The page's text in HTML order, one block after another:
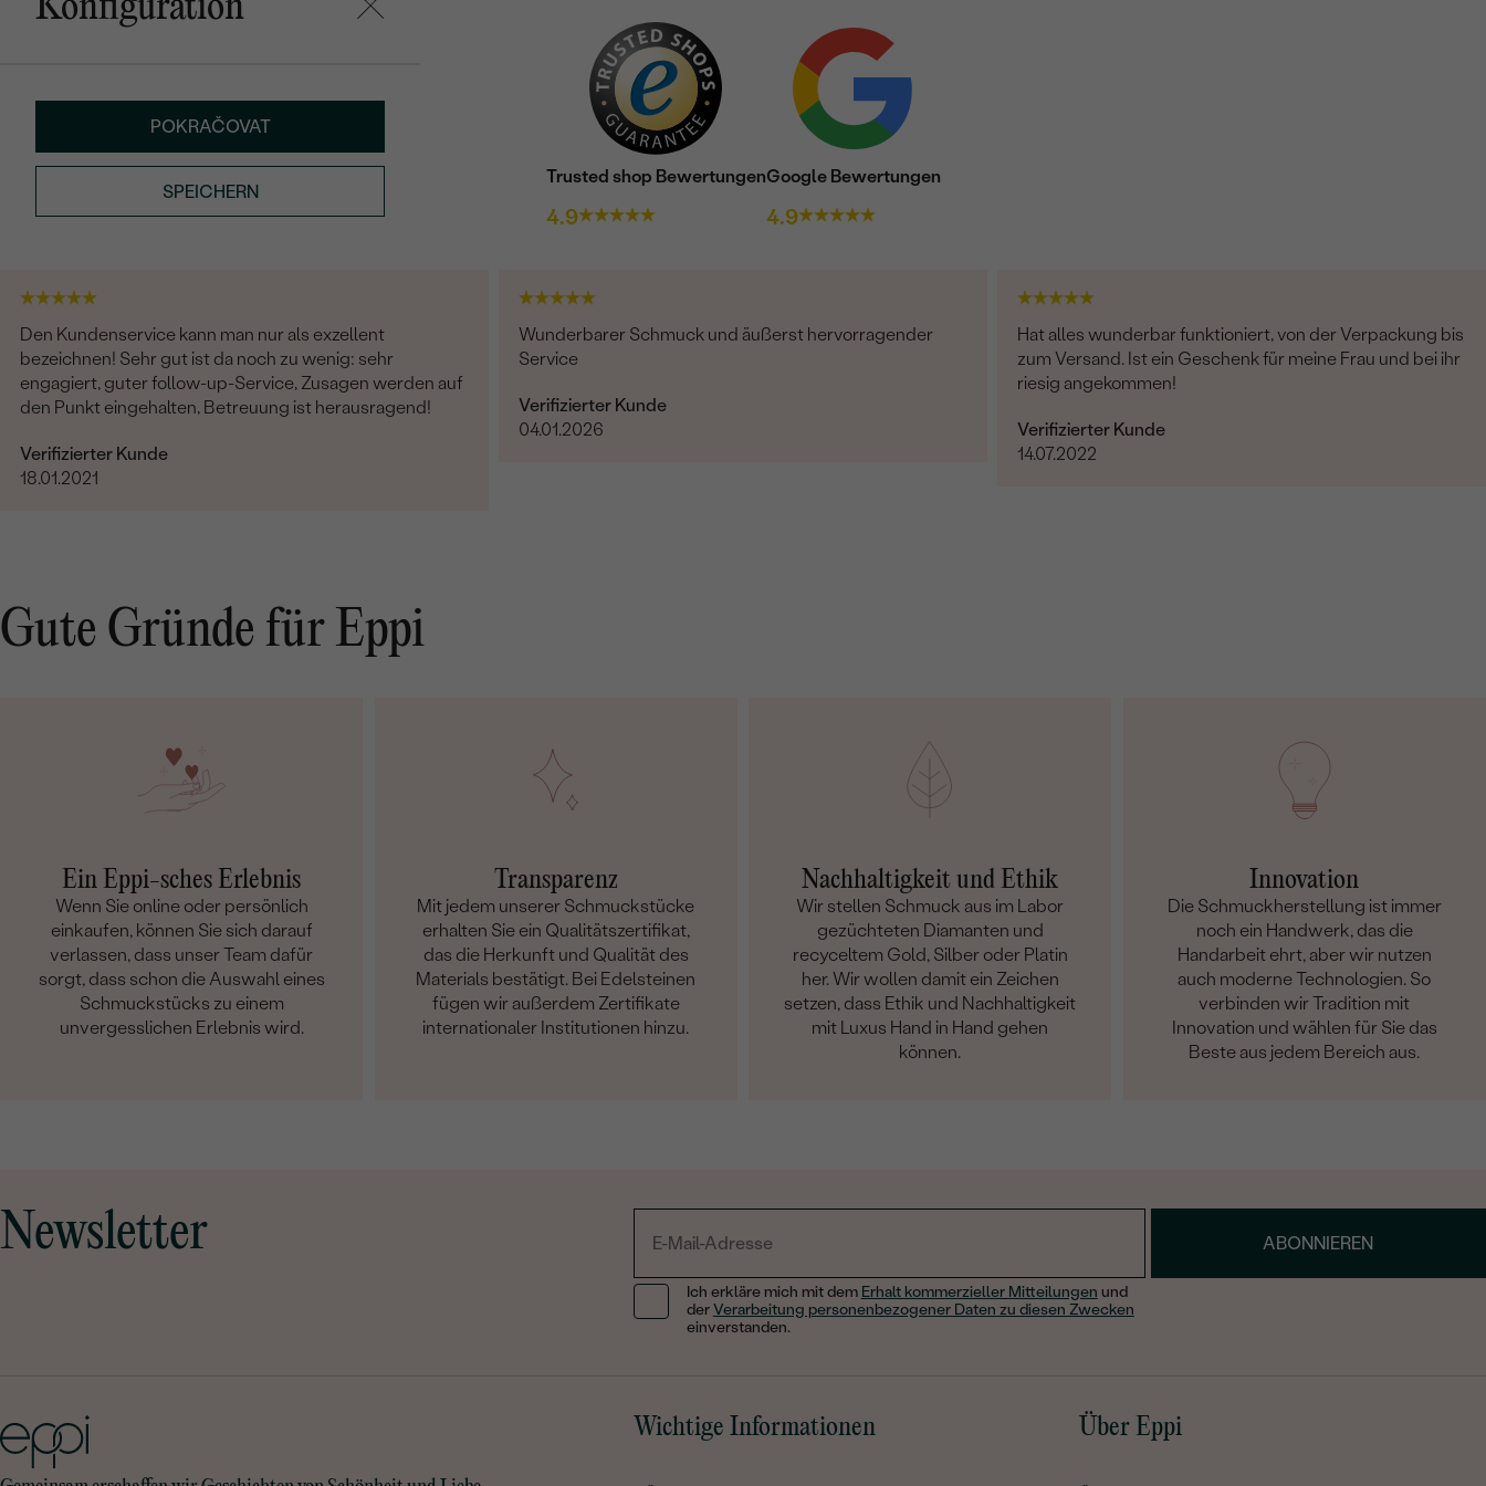
Konfiguration
POKRAČOVAT
SPEICHERN
Trusted shop Bewertungen
4.9
Google Bewertungen
4.9
Den Kundenservice kann man nur als exzellent
bezeichnen! Sehr gut ist da noch zu wenig: sehr
engagiert, guter follow-up-Service, Zusagen werden auf
den Punkt eingehalten, Betreuung ist herausragend!
Verifizierter Kunde
18.01.2021
Wunderbarer Schmuck und äußerst hervorragender
Service
Verifizierter Kunde
04.01.2026
Hat alles wunderbar funktioniert, von der Verpackung bis
zum Versand. Ist ein Geschenk für meine Frau und bei ihr
riesig angekommen!
Verifizierter Kunde
14.07.2022
Gute Gründe für Eppi
Ein Eppi-sches Erlebnis
Wenn Sie online oder persönlich
einkaufen, können Sie sich darauf
verlassen, dass unser Team dafür
sorgt, dass schon die Auswahl eines
Schmuckstücks zu einem
unvergesslichen Erlebnis wird.
Transparenz
Mit jedem unserer Schmuckstücke
erhalten Sie ein Qualitätszertifikat,
das die Herkunft und Qualität des
Materials bestätigt. Bei Edelsteinen
fügen wir außerdem Zertifikate
internationaler Institutionen hinzu.
Nachhaltigkeit und Ethik
Wir stellen Schmuck aus im Labor
gezüchteten Diamanten und
recyceltem Gold, Silber oder Platin
her. Wir wollen damit ein Zeichen
setzen, dass Ethik und Nachhaltigkeit
mit Luxus Hand in Hand gehen
können.
Innovation
Die Schmuckherstellung ist immer
noch ein Handwerk, das die
Handarbeit ehrt, aber wir nutzen
auch moderne Technologien. So
verbinden wir Tradition mit
Innovation und wählen für Sie das
Beste aus jedem Bereich aus.
Newsletter ABONNIEREN
Ich erkläre mich mit dem Erhalt kommerzieller Mitteilungen und
derVerarbeitung personenbezogener Daten zu diesen Zwecken
einverstanden.
Wichtige Informationen Über Eppi